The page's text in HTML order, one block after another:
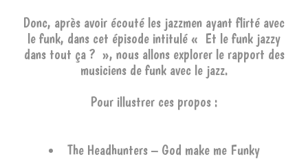
Donc, après avoir écouté les jazzmen ayant flirté avec
le funk, dans cet épisode intitulé « Et le funk jazzy
dans tout ça ? », nous allons explorer le rapport des
musiciens de funk avec le jazz.
Pour illustrer ces propos :
The Headhunters – God make me Funky